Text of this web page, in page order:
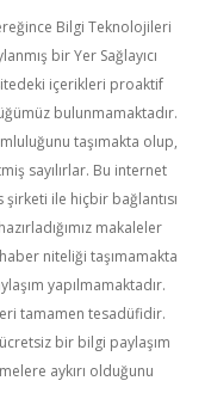
Bilgi Teknolojileri
bir Yer Sağlayıcı
içerikleri proaktif
bulunmamaktadır.
taşımakta olup,
sayılırlar. Bu internet
ile hiçbir bağlantısı
makaleler
niteliği taşımamakta
yapılmamaktadır.
tamamen tesadüfidir.
bir bilgi paylaşım
aykırı olduğunu